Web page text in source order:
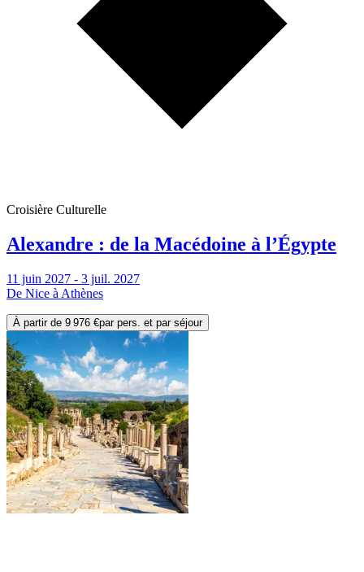
Croisière Culturelle
Alexandre : de la Macédoine à l’Égypte
11 juin 2027 - 3 juil. 2027
De Nice à Athènes
À partir de 9 976 €par pers. et par séjour